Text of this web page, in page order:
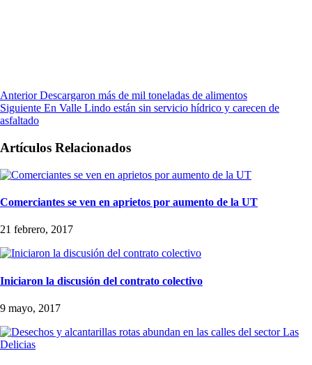
Anterior Descargaron más de mil toneladas de alimentos
Siguiente En Valle Lindo están sin servicio hídrico y carecen de
asfaltado
Artículos Relacionados
Comerciantes se ven en aprietos por aumento de la UT
21 febrero, 2017
Iniciaron la discusión del contrato colectivo
9 mayo, 2017